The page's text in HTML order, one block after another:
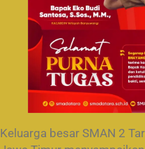
Keluarga besar SMAN 2